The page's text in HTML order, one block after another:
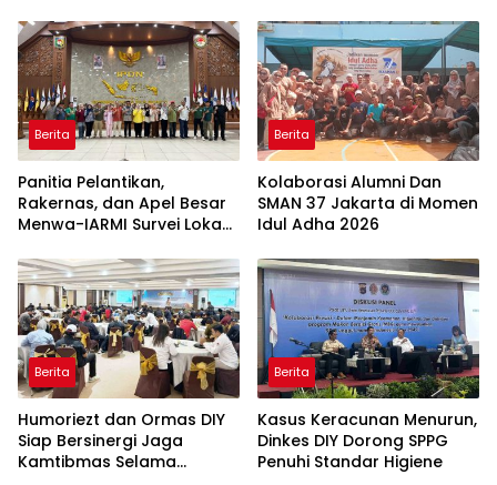
Berita
Panitia Pelantikan,
Rakernas, dan Apel Besar
Menwa-IARMI Survei Lokasi
Berita
Kolaborasi Alumni Dan
SMAN 37 Jakarta di Momen
Idul Adha 2026
Berita
Humoriezt dan Ormas DIY
Siap Bersinergi Jaga
Kamtibmas Selama
Berita
Kasus Keracunan Menurun,
Dinkes DIY Dorong SPPG
Penuhi Standar Higiene